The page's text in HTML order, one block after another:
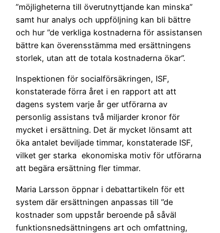
”möjligheterna till överutnyttjande kan minska”
samt hur analys och uppföljning kan bli bättre
och hur ”de verkliga kostnaderna för assistansen
bättre kan överensstämma med ersättningens
storlek, utan att de totala kostnaderna ökar”.
Inspektionen för socialförsäkringen, ISF,
konstaterade förra året i en rapport att att
dagens system varje år ger utförarna av
personlig assistans två miljarder kronor för
mycket i ersättning. Det är mycket lönsamt att
öka antalet beviljade timmar, konstaterade ISF,
vilket ger starka ekonomiska motiv för utförarna
att begära ersättning fler timmar.
Maria Larsson öppnar i debattartikeln för ett
system där ersättningen anpassas till ”de
kostnader som uppstår beroende på såväl
funktionsnedsättningens art och omfattning,